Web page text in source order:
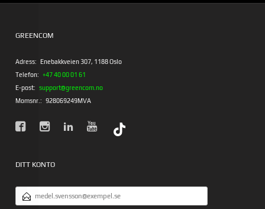
GREENCOM
Adress: Enebakkveien 307, 1188 Oslo
Telefon: +47 40 00 01 61
E-post: support@greencom.no
Momsnr.: 928069249MVA
DITT KONTO
POSTADRESS